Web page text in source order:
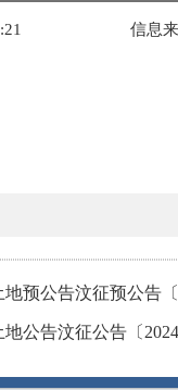
信息
预公告汶征预公告
公告汶征公告〔